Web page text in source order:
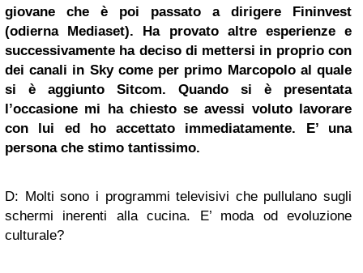
giovane che è poi passato a dirigere Fininvest
(odierna Mediaset). Ha provato altre esperienze e
successivamente ha deciso di mettersi in proprio con
dei canali in Sky come per primo Marcopolo al quale
si è aggiunto Sitcom. Quando si è presentata
l’occasione mi ha chiesto se avessi voluto lavorare
con lui ed ho accettato immediatamente. E’ una
persona che stimo tantissimo.
D: Molti sono i programmi televisivi che pullulano sugli
schermi inerenti alla cucina. E’ moda od evoluzione
culturale?